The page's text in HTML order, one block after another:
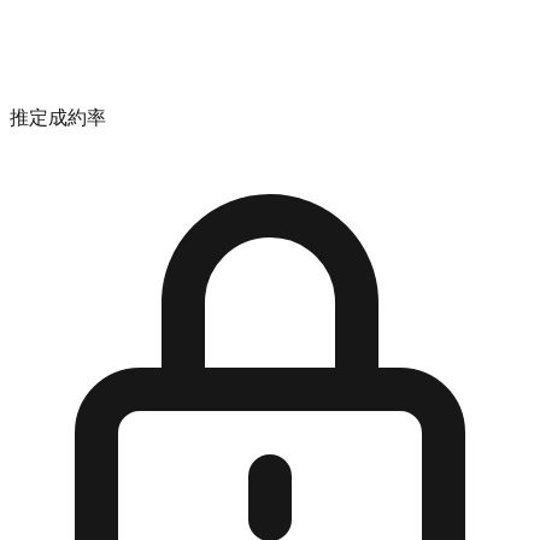
推定成約率